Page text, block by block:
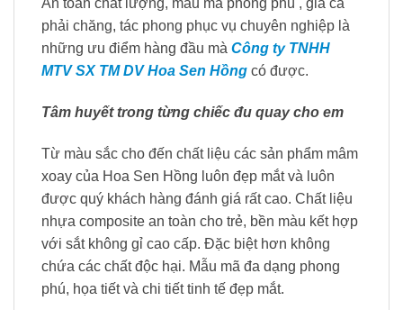
An toàn chất lượng, mẫu mã phong phú , giá cả
phải chăng, tác phong phục vụ chuyên nghiệp là
những ưu điểm hàng đầu mà Công ty TNHH
MTV SX TM DV Hoa Sen Hồng có được.
Tâm huyết trong từng chiếc đu quay cho em
Từ màu sắc cho đến chất liệu các sản phẩm mâm
xoay của Hoa Sen Hồng luôn đẹp mắt và luôn
được quý khách hàng đánh giá rất cao. Chất liệu
nhựa composite an toàn cho trẻ, bền màu kết hợp
với sắt không gỉ cao cấp. Đặc biệt hơn không
chứa các chất độc hại. Mẫu mã đa dạng phong
phú, họa tiết và chi tiết tinh tế đẹp mắt.